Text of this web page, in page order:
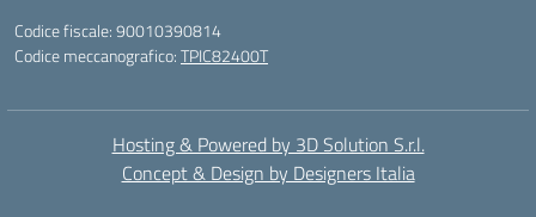
Codice fiscale: 90010390814
Codice meccanografico:TPIC82400T
Hosting & Powered by 3D Solution S.r.l.
Concept & Design by Designers Italia